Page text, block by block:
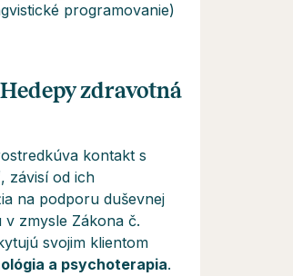
programovanie)
zdravotná
kontakt s
závisí od ich
na podporu duševnej
zmysle Zákona č.
svojim klientom
a psychoterapia.